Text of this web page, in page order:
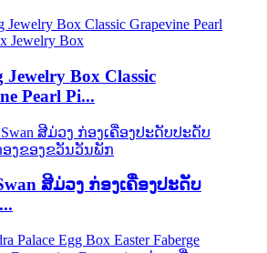
Box Classic
Pearl Pi...
ສີມ່ວງ ກ່ອງເຄື່ອງປະດັບ